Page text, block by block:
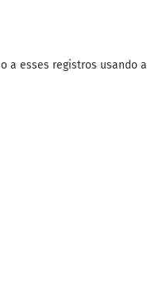
a esses registros usando a